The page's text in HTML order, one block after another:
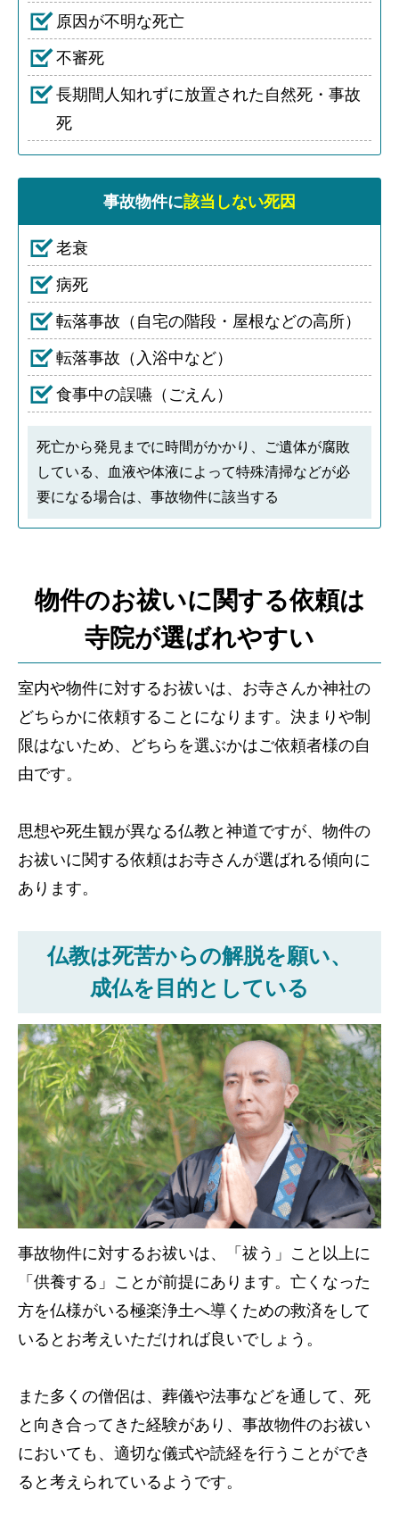
原因が不明な死亡
不審死
長期間人知れずに放置された自然死・事故
死
事故物件に該当しない死因
老衰
病死
転落事故（自宅の階段・屋根などの高所）
転落事故（入浴中など）
食事中の誤嚥（ごえん）
死亡から発見までに時間がかかり、ご遺体が腐敗
している、血液や体液によって特殊清掃などが必
要になる場合は、事故物件に該当する
物件のお祓いに関する依頼は
寺院が選ばれやすい
室内や物件に対するお祓いは、お寺さんか神社の
どちらかに依頼することになります。決まりや制
限はないため、どちらを選ぶかはご依頼者様の自
由です。
思想や死生観が異なる仏教と神道ですが、物件の
お祓いに関する依頼はお寺さんが選ばれる傾向に
あります。
仏教は死苦からの解脱を願い、
成仏を目的としている
事故物件に対するお祓いは、「祓う」こと以上に
「供養する」ことが前提にあります。亡くなった
方を仏様がいる極楽浄土へ導くための救済をして
いるとお考えいただければ良いでしょう。
また多くの僧侶は、葬儀や法事などを通して、死
と向き合ってきた経験があり、事故物件のお祓い
においても、適切な儀式や読経を行うことができ
ると考えられているようです。